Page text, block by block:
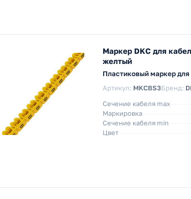
Маркер DKC для
желтый
Пластиковый маркер для
Артикул: MKCBS3Бренд:
Сечение кабеля max
Маркировка
Сечение кабеля min
Цвет